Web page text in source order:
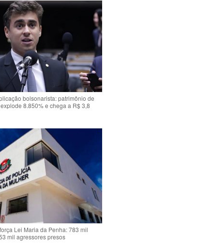
bolsonarista: patrimônio de
8.850% e chega a R$ 3,8
Lei Maria da Penha: 783 mil
mil agressores presos